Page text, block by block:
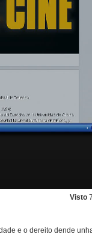
Visto
e o dereito dende